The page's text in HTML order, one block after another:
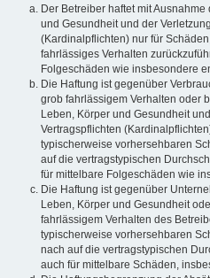
Der Betreiber haftet mit
und Gesundheit und der
(Kardinalpflichten) nur für
fahrlässiges Verhalten
Folgeschäden wie insbesondere
Die Haftung ist gegenüber
grob fahrlässigem Verhalten oder
Leben, Körper und Gesundheit
Vertragspflichten
typischerweise vorhersehbaren
auf die vertragstypischen
für mittelbare Folgeschäden wie
Die Haftung ist gegenüber
Leben, Körper und Gesundheit
fahrlässigem Verhalten des
typischerweise vorhersehbaren
nach auf die vertragstypischen
auch für mittelbare Schäden,